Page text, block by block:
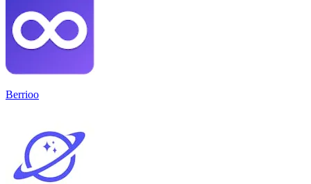
Berrioo